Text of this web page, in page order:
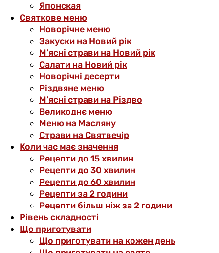
Японская
Святкове меню
Новорічне меню
Закуски на Новий рік
М’ясні страви на Новий рік
Салати на Новий рік
Новорічні десерти
Різдвяне меню
М’ясні страви на Різдво
Великоднє меню
Меню на Масляну
Страви на Святвечір
Коли час має значення
Рецепти до 15 хвилин
Рецепти до 30 хвилин
Рецепти до 60 хвилин
Рецепти за 2 години
Рецепти більш ніж за 2 години
Рівень складності
Що приготувати
Що приготувати на кожен день